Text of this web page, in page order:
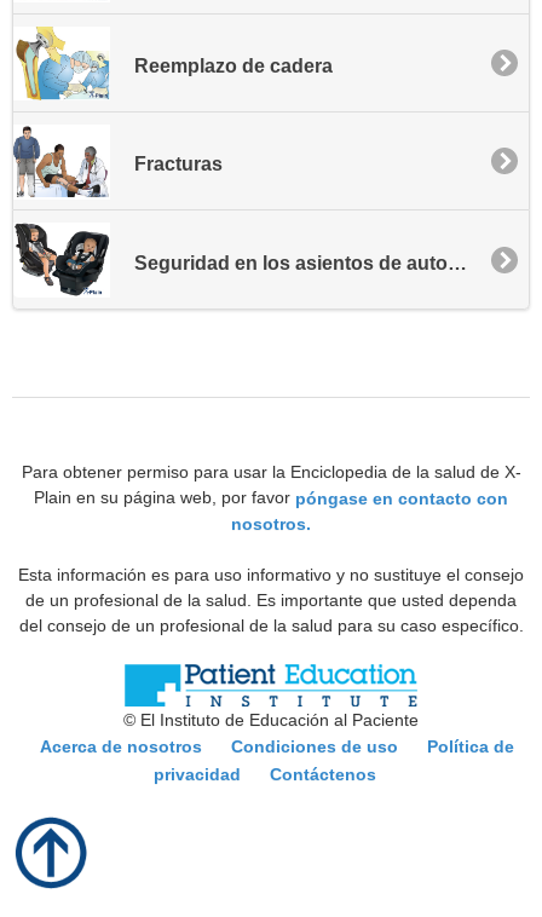
Reemplazo de cadera
Fracturas
Seguridad en los asientos de automóvil para niños
Para obtener permiso para usar la Enciclopedia de la salud de X-
Plain en su página web, por favor póngase en contacto con
nosotros.
Esta información es para uso informativo y no sustituye el consejo
de un profesional de la salud. Es importante que usted dependa
del consejo de un profesional de la salud para su caso específico.
© El Instituto de Educación al Paciente
Acerca de nosotros
Condiciones de uso
Política de
privacidad
Contáctenos